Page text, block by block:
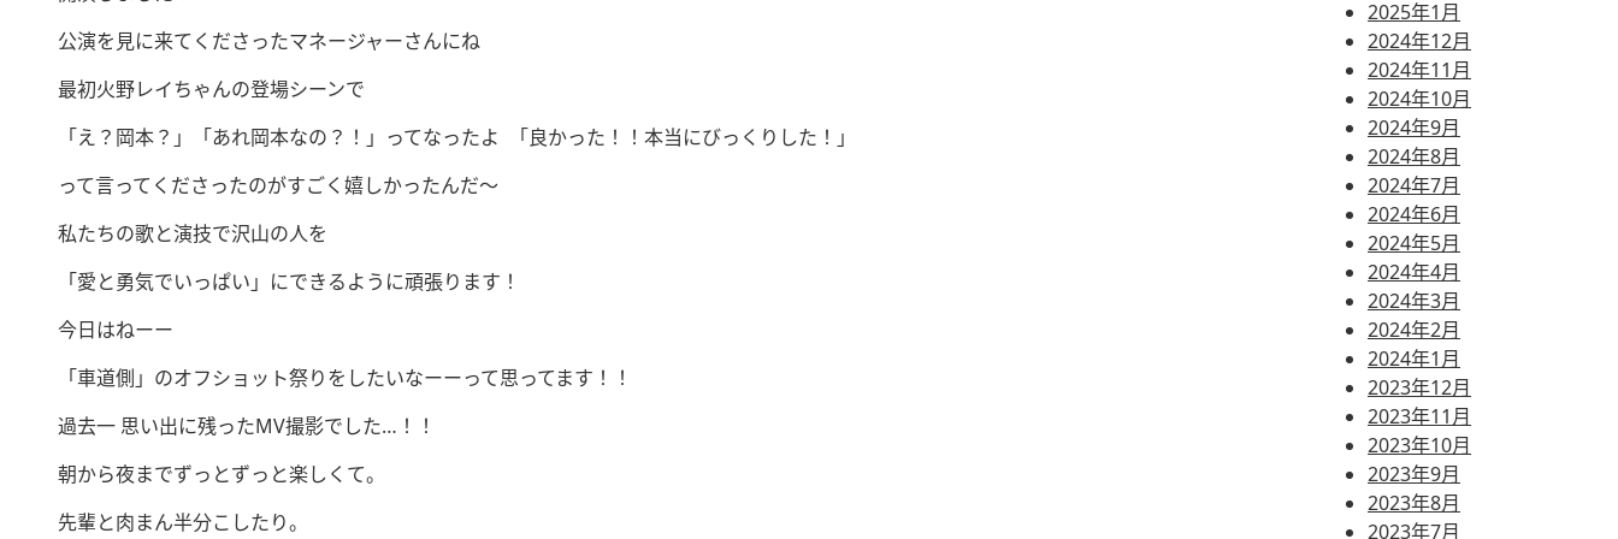
公演を見に来てくださったマネージャーさんにね
最初火野レイちゃんの登場シーンで
「え？岡本？」「あれ岡本なの？！」ってなったよ 「良かった！！本当にびっくりした！」
って言ってくださったのがすごく嬉しかったんだ〜
私たちの歌と演技で沢山の人を
「愛と勇気でいっぱい」にできるように頑張ります！
今日はねーー
「車道側」のオフショット祭りをしたいなーーって思ってます！！
過去一 思い出に残ったMV撮影でした…！！
朝から夜までずっとずっと楽しくて。
先輩と肉まん半分こしたり。
2025年1月
2024年12月
2024年11月
2024年10月
2024年9月
2024年8月
2024年7月
2024年6月
2024年5月
2024年4月
2024年3月
2024年2月
2024年1月
2023年12月
2023年11月
2023年10月
2023年9月
2023年8月
2023年7月